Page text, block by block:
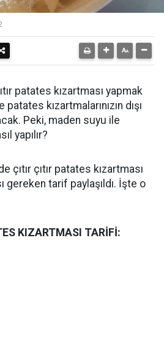
patates kızartması yapmak
kızartmalarınızın dışı
Peki, maden suyu ile
yapılır?
çıtır çıtır patates kızartması
gereken tarif paylaşıldı. İşte o
KIZARTMASI TARİFİ: